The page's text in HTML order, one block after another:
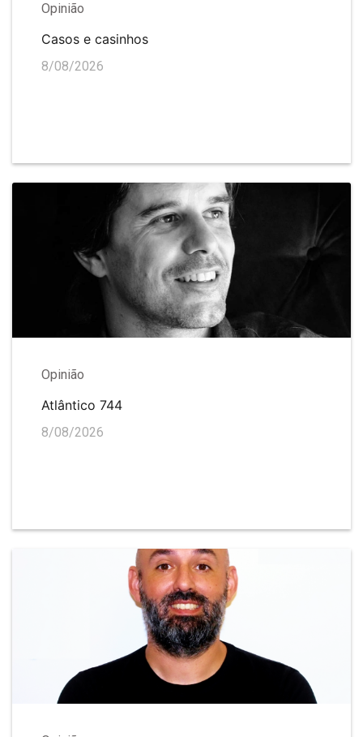
Opinião
Casos e casinhos
8/08/2026
Opinião
Atlântico 744
8/08/2026